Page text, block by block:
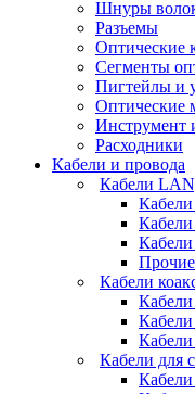
Шнуры
Разъемы
Оптические
Сегменты
Пигтейлы и
Оптические
Инструмент
Расходники
Кабели и провода
Кабели
Кабели
Кабели
Кабели
Кабели
Кабели для
Кабели